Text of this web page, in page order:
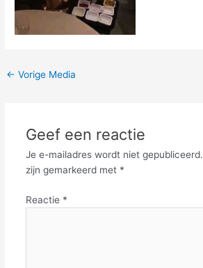
← Vorige Media
Geef een reactie
Je e-mailadres wordt niet gepubliceerd.
zijn gemarkeerd met *
Reactie *